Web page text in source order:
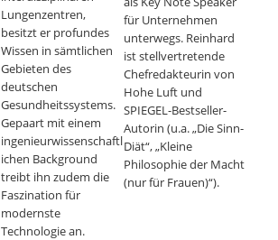
Lungenzentren,
besitzt er profundes
Wissen in sämtlichen
Gebieten des
deutschen
Gesundheitssystems.
Gepaart mit einem
ingenieurwissenschaftl
ichen Background
treibt ihn zudem die
Faszination für
modernste
Technologie an.
für Unternehmen
unterwegs. Reinhard
ist stellvertretende
Chefredakteurin von
Hohe Luft und
SPIEGEL-Bestseller-
Autorin (u.a. „Die Sinn-
Diät“, „Kleine
Philosophie der Macht
(nur für Frauen)“).